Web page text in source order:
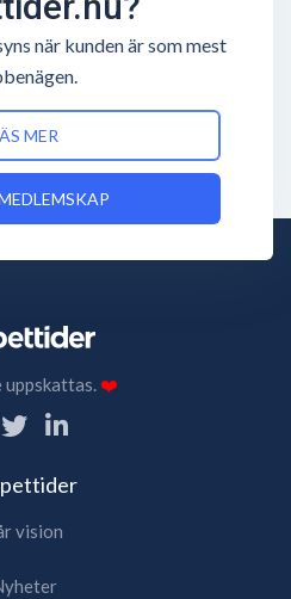
när kunden är som mest
MER
uppskattas.❤️
vision